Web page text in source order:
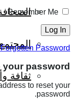
ثقافة
Remember Me
Forgotten Password?
your password
to reset your
password.